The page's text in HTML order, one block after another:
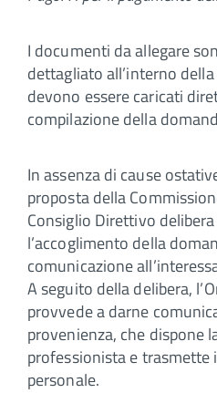
I documenti da allegare
dettagliato all’interno
devono essere caricati
compilazione della
In assenza di cause
proposta della
Consiglio Direttivo
l’accoglimento della
comunicazione
A seguito della delibera,
provvede a darne
provenienza, che dispone
professionista e trasmette
personale.